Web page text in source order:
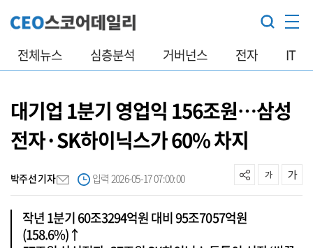
전체뉴스 심층분석 거버넌스 전자 IT
대기업 1분기 영업익 156조원…삼성
전자·SK하이닉스가 60% 차지
박주선 기자 입력 2026-05-17 07:00:00
작년 1분기 60조3294억원 대비 95조7057억원
(158.6%)↑